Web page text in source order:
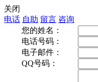
关闭
电话 自助 留言 咨询
您的姓名：
电话号码：
电子邮件：
QQ号码：